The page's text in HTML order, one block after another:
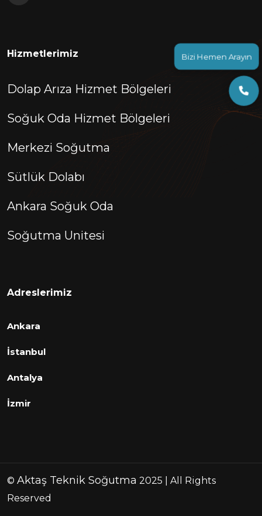
Bizi Hemen Arayın
Hizmetlerimiz
Dolap Arıza Hizmet Bölgeleri
Soğuk Oda Hizmet Bölgeleri
Merkezi Soğutma
Sütlük Dolabı
Ankara Soğuk Oda
Soğutma Unitesi
Adreslerimiz
Ankara
İstanbul
Antalya
İzmir
© Aktaş Teknik Soğutma 2025 | All Rights
Reserved